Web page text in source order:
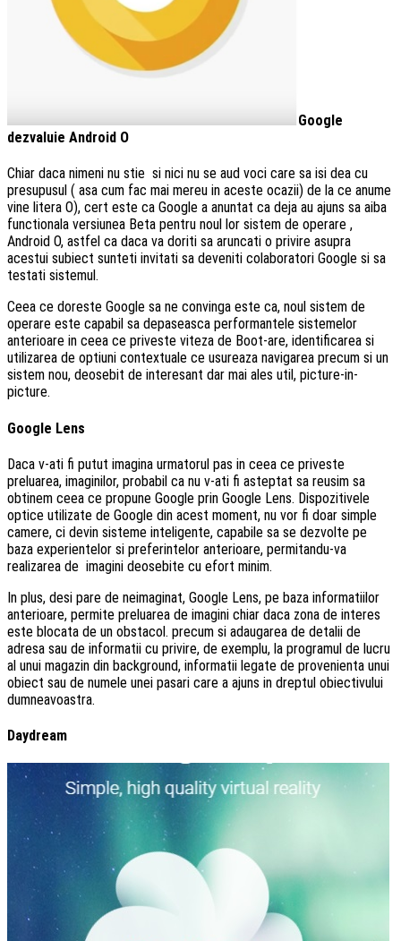
Google
dezvaluie Android O
Chiar daca nimeni nu stie si nici nu se aud voci care sa isi dea cu
presupusul ( asa cum fac mai mereu in aceste ocazii) de la ce anume
vine litera O), cert este ca Google a anuntat ca deja au ajuns sa aiba
functionala versiunea Beta pentru noul lor sistem de operare ,
Android O, astfel ca daca va doriti sa aruncati o privire asupra
acestui subiect sunteti invitati sa deveniti colaboratori Google si sa
testati sistemul.
Ceea ce doreste Google sa ne convinga este ca, noul sistem de
operare este capabil sa depaseasca performantele sistemelor
anterioare in ceea ce priveste viteza de Boot-are, identificarea si
utilizarea de optiuni contextuale ce usureaza navigarea precum si un
sistem nou, deosebit de interesant dar mai ales util, picture-in-
picture.
Google Lens
Daca v-ati fi putut imagina urmatorul pas in ceea ce priveste
preluarea, imaginilor, probabil ca nu v-ati fi asteptat sa reusim sa
obtinem ceea ce propune Google prin Google Lens. Dispozitivele
optice utilizate de Google din acest moment, nu vor fi doar simple
camere, ci devin sisteme inteligente, capabile sa se dezvolte pe
baza experientelor si preferintelor anterioare, permitandu-va
realizarea de imagini deosebite cu efort minim.
In plus, desi pare de neimaginat, Google Lens, pe baza informatiilor
anterioare, permite preluarea de imagini chiar daca zona de interes
este blocata de un obstacol. precum si adaugarea de detalii de
adresa sau de informatii cu privire, de exemplu, la programul de lucru
al unui magazin din background, informatii legate de provenienta unui
obiect sau de numele unei pasari care a ajuns in dreptul obiectivului
dumneavoastra.
Daydream